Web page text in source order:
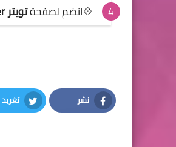
💠انضم لصفحةتويتر Twitter
نشر
Facebook
تغريد
Twitter